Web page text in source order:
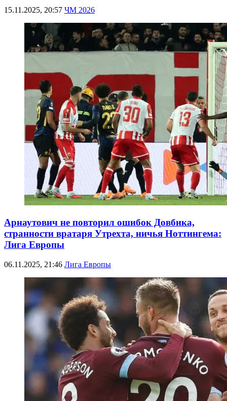
15.11.2025, 20:57 ЧМ 2026
Арнаутович не повторил ошибок Довбика,
странности вратаря Утрехта, ничья Ноттингема:
Лига Европы
06.11.2025, 21:46 Лига Европы